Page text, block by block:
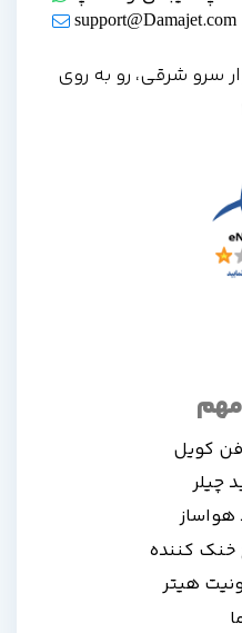
فن کویل
چیلر
هواساز
خنک کننده
هیتر
support@Damajet.com
سرو شرقی، رو به روی